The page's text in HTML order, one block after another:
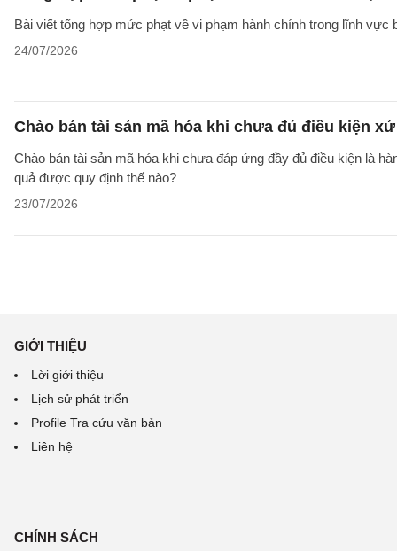
Bài viết tổng hợp mức phạt về vi phạm hành chính trong lĩnh
24/07/2026
Chào bán tài sản mã hóa khi chưa đủ điều kiện
Chào bán tài sản mã hóa khi chưa đáp ứng đầy đủ điều kiện là
quả được quy định thế nào?
23/07/2026
GIỚI THIỆU
Lời giới thiệu
Lịch sử phát triển
Profile Tra cứu văn bản
Liên hệ
CHÍNH SÁCH